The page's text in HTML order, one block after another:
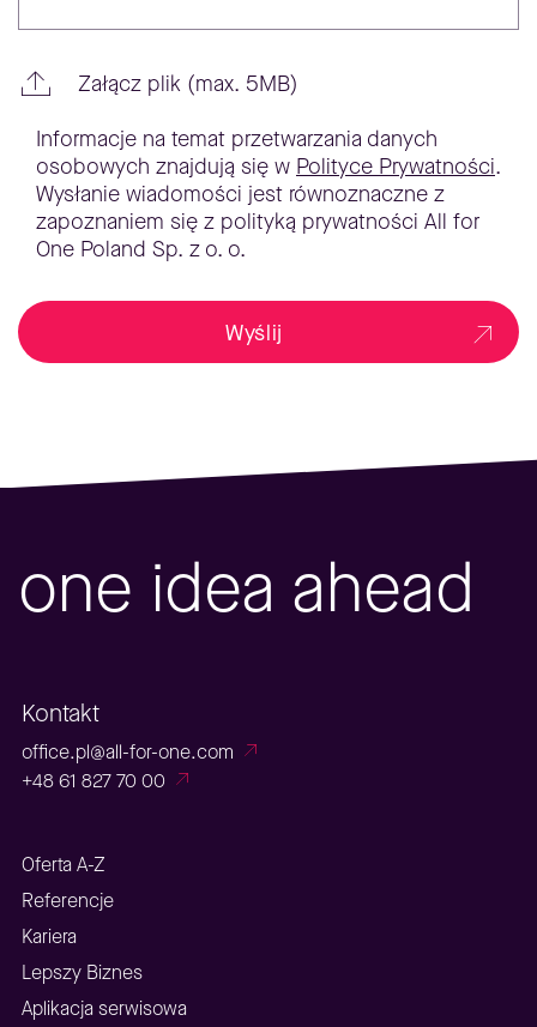
Załącz plik (max. 5MB)
Informacje na temat przetwarzania danych
osobowych znajdują się w Polityce Prywatności.
Wysłanie wiadomości jest równoznaczne z
zapoznaniem się z polityką prywatności All for
One Poland Sp. z o. o.
Wyślij
one idea ahead
Kontakt
office.pl@all-for-one.com
+48 61 827 70 00
Oferta A-Z
Referencje
Kariera
Lepszy Biznes
Aplikacja serwisowa